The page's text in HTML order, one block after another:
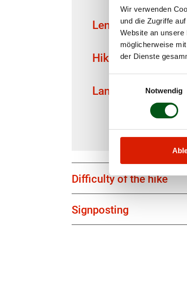
Wir verwenden
und die Zugriffe
Website an
möglicherweise
der Dienste
Notwendig
Length
Hiking time 0
Language
Difficulty of the hike
Signposting